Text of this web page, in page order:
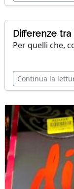
Differenze tra
Per quelli che,
Continua la